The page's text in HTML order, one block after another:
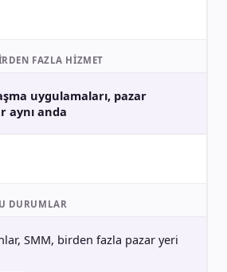
FAZLA HIZMET
uygulamaları, pazar
aynı anda
DURUMLAR
SMM, birden fazla pazar yeri